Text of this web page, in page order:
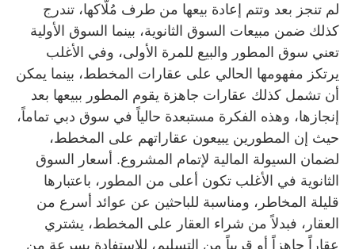
لم تنجز بعد وتتم إعادة بيعها من طرف مُلّاكها، تندرج
كذلك ضمن مبيعات السوق الثانوية، بينما السوق الأولية
تعني سوق المطور والبيع للمرة الأولى، وفي الأغلب
يرتكز مفهومها الحالي على عقارات المخطط، بينما يمكن
أن تشمل كذلك عقارات جاهزة يقوم المطور ببيعها بعد
إنجازها، وهذه الفكرة مستبعدة حالياً في سوق دبي تماماً،
حيث إن المطورين يبيعون عقاراتهم على المخطط،
لضمان السيولة المالية لإتمام المشروع. أسعار السوق
الثانوية في الأغلب تكون أعلى من المطور، باعتبارها
قليلة المخاطر، ومناسبة للباحثين عن عوائد أسرع من
العقار، فبدلاً من شراء العقار على المخطط، يشتري
عقاراً جاهزاً أو قريباً من التسليم، للاستفادة بسرعة من